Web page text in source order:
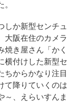
か新型センチュ
大阪在住のカメラ
焼き屋さん「かく
横付けした新型セ
ちからかなり注目
て降りていくのは
～、えらいすんま